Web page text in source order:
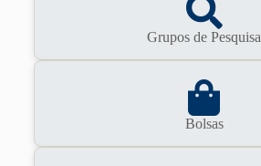
Grupos de Pesquisa
Bolsas